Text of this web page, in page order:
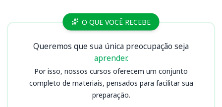
Cursos NAVETRAN
O QUE VOCÊ RECEBE
Queremos que sua única preocupação seja
aprender.
Por isso, nossos cursos oferecem um conjunto
completo de materiais, pensados para facilitar sua
preparação.